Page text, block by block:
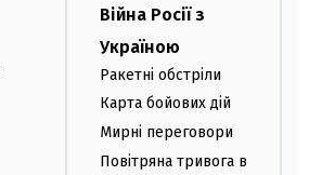
Війна Росії з
Україною
Ракетні обстріли
Карта бойових дій
Мирні переговори
Повітряна тривога в